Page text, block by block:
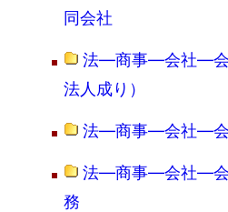
同会社
法―商事―会社―会
法人成り）
法―商事―会社―会
法―商事―会社―
務